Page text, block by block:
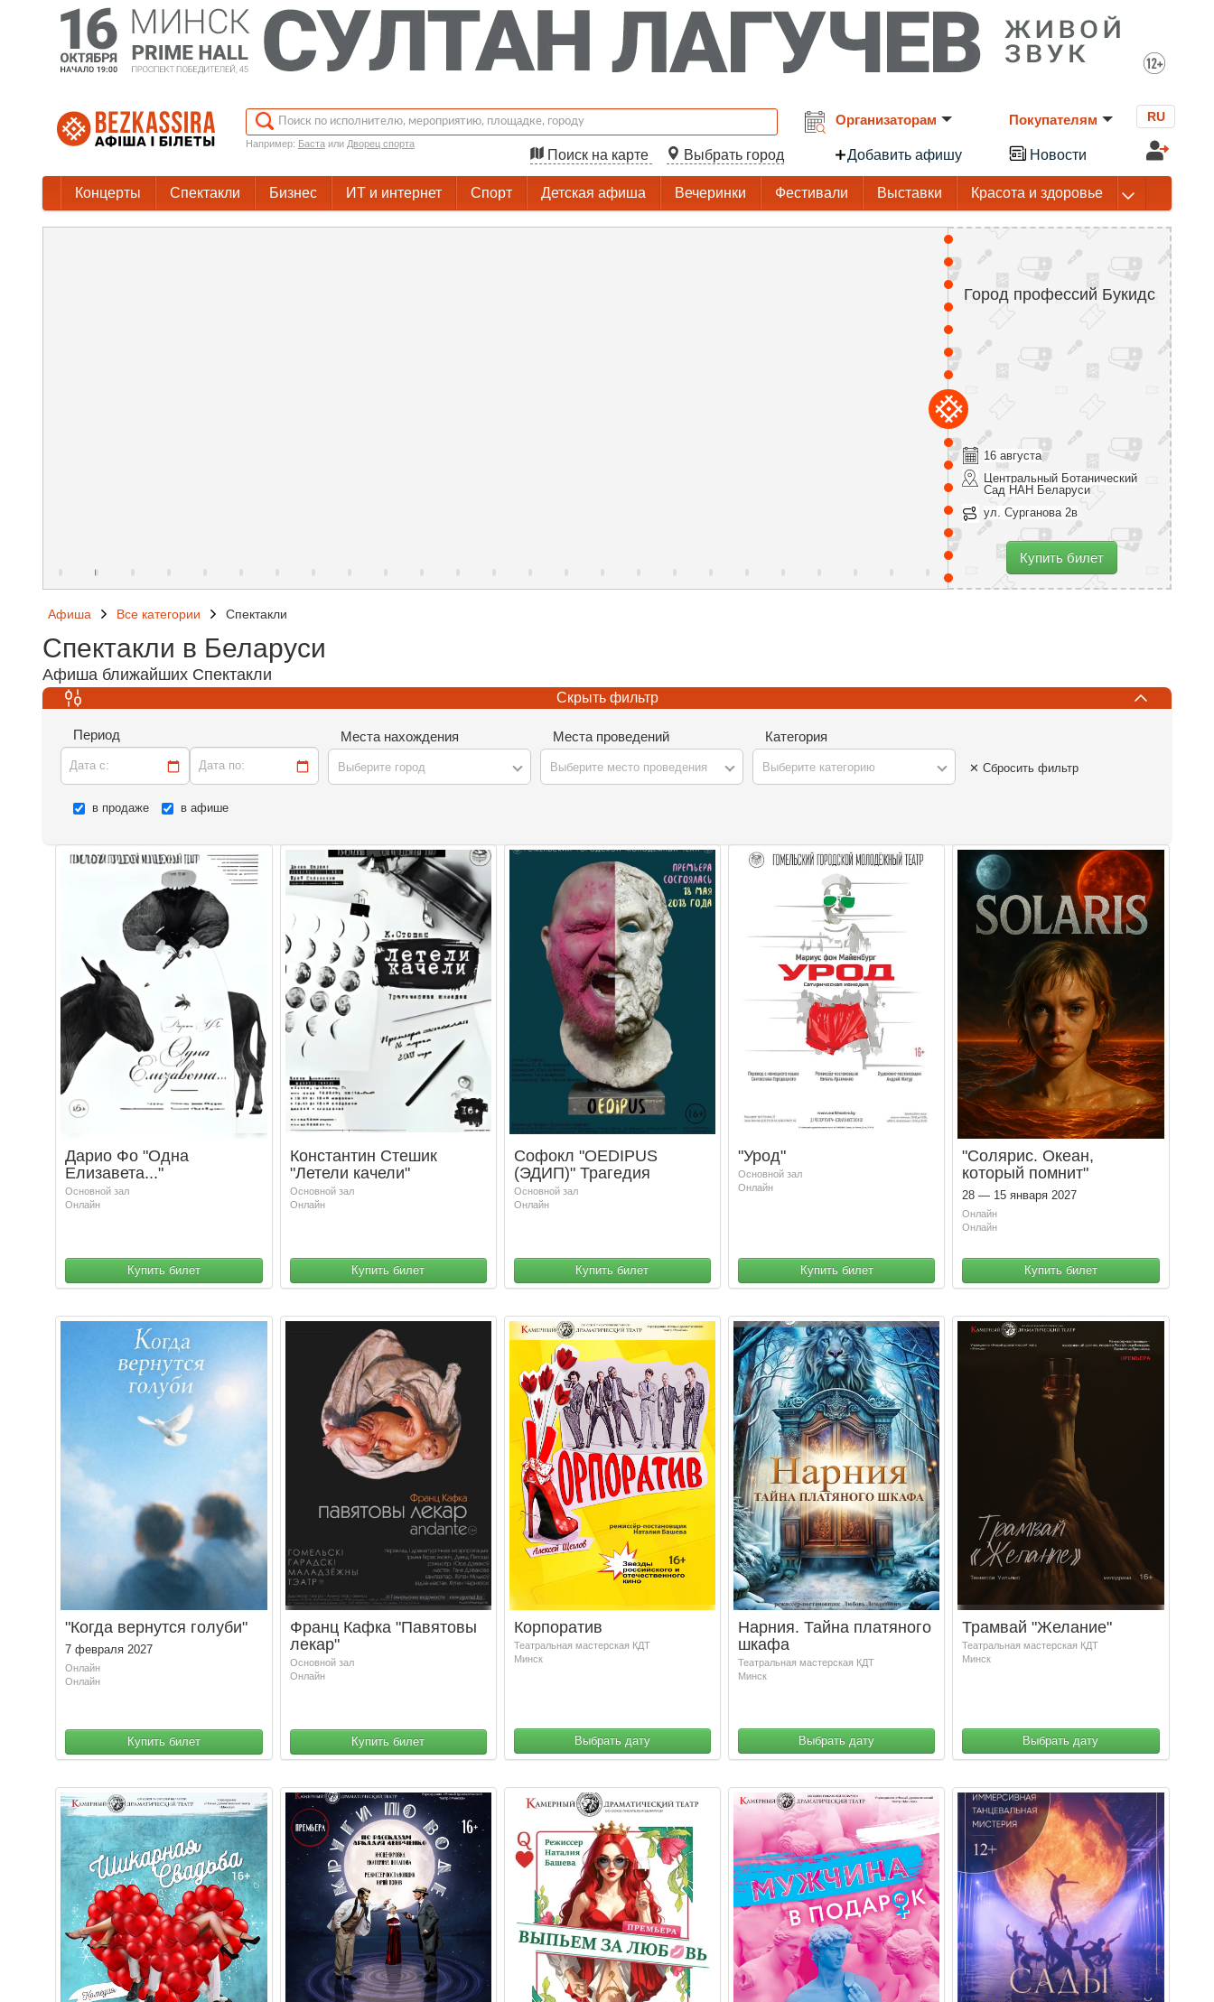
Например: Бастаили Дворец спорта
Поиск на карте Выбрать город
Организаторам
Добавить афишу
Покупателям
Новости
RU
Концерты Спектакли Бизнес ИТ и интернет Спорт Детская афиша Вечеринки Фестивали Выставки Красота и здоровье
Город профессий Букидс
16 августа
Центральный Ботанический
Сад НАН Беларуси
ул. Сурганова 2в
Купить билет
Афиша Все категории Спектакли
Спектакли в Беларуси
Афиша ближайших Спектакли
Скрыть фильтр
Период
Дата c: Дата по:
Места нахождения
Выберите город
Места проведений
Выберите место проведения
Категория
Выберите категорию ✕ Сбросить фильтр
в продаже в афише
Дарио Фо "Одна
Елизавета..."
Основной зал
Онлайн
Купить билет
Константин Стешик
"Летели качели"
Основной зал
Онлайн
Купить билет
Софокл "OEDIPUS
(ЭДИП)" Трагедия
Основной зал
Онлайн
Купить билет
"Урод"
Основной зал
Онлайн
Купить билет
"Солярис. Океан,
который помнит"
28 — 15 января 2027
Онлайн
Онлайн
Купить билет
"Когда вернутся голуби"
7 февраля 2027
Онлайн
Онлайн
Купить билет
Франц Кафка "Павятовы
лекар"
Основной зал
Онлайн
Купить билет
Корпоратив
Театральная мастерская КДТ
Минск
Выбрать дату
Нарния. Тайна платяного
шкафа
Театральная мастерская КДТ
Минск
Выбрать дату
Трамвай "Желание"
Театральная мастерская КДТ
Минск
Выбрать дату